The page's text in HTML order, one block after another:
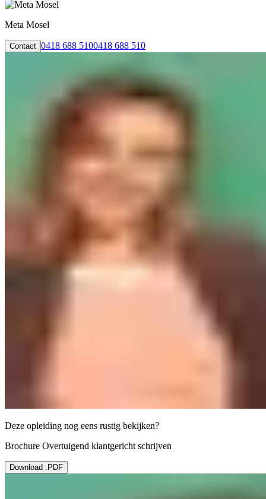
Meta Mosel
Contact 0418 688 5100418 688 510
Deze opleiding nog eens rustig bekijken?
Brochure Overtuigend klantgericht schrijven
Download .PDF